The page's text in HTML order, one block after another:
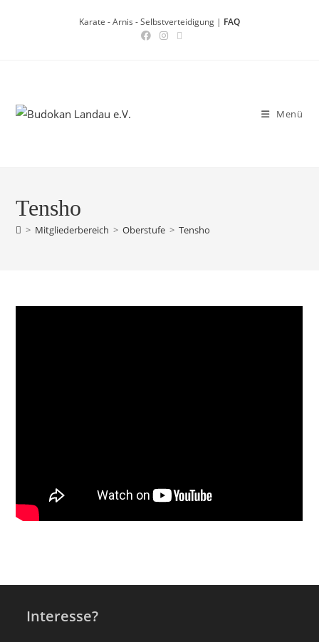
Karate - Arnis - Selbstverteidigung | FAQ
Menü
Tensho
> Mitgliederbereich > Oberstufe > Tensho
Interesse?